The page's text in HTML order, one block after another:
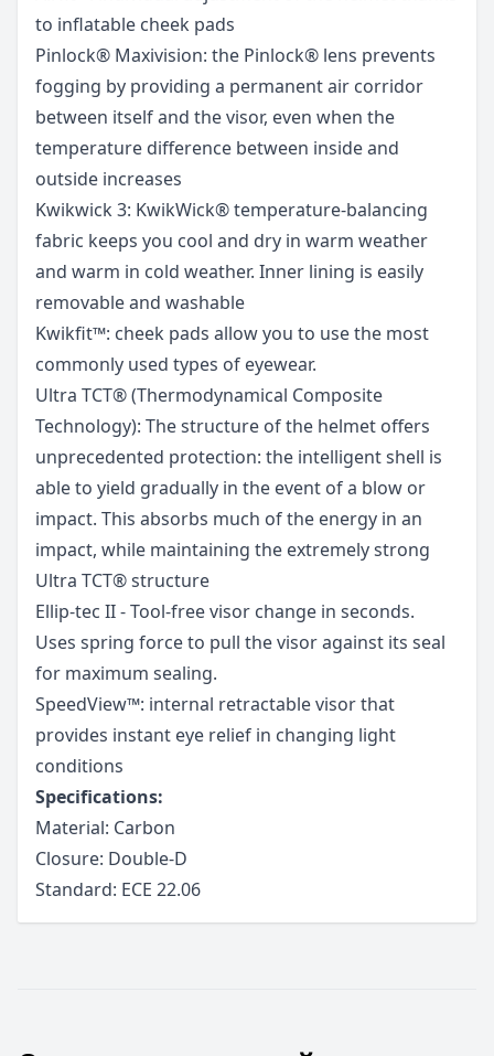
to inflatable cheek pads
Pinlock® Maxivision: the Pinlock® lens prevents
fogging by providing a permanent air corridor
between itself and the visor, even when the
temperature difference between inside and
outside increases
Kwikwick 3: KwikWick® temperature-balancing
fabric keeps you cool and dry in warm weather
and warm in cold weather. Inner lining is easily
removable and washable
Kwikfit™: cheek pads allow you to use the most
commonly used types of eyewear.
Ultra TCT® (Thermodynamical Composite
Technology): The structure of the helmet offers
unprecedented protection: the intelligent shell is
able to yield gradually in the event of a blow or
impact. This absorbs much of the energy in an
impact, while maintaining the extremely strong
Ultra TCT® structure
Ellip-tec II - Tool-free visor change in seconds.
Uses spring force to pull the visor against its seal
for maximum sealing.
SpeedView™: internal retractable visor that
provides instant eye relief in changing light
conditions
Specifications:
Material: Carbon
Closure: Double-D
Standard: ECE 22.06